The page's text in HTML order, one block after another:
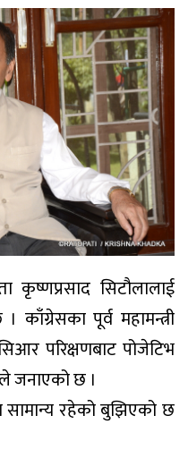
कृष्णप्रसाद सिटौलालाई
पूर्व महामन्त्री
परिक्षणबाट पोजेटिभ
जनाएको छ ।
सामान्य रहेको बुझिएको छ